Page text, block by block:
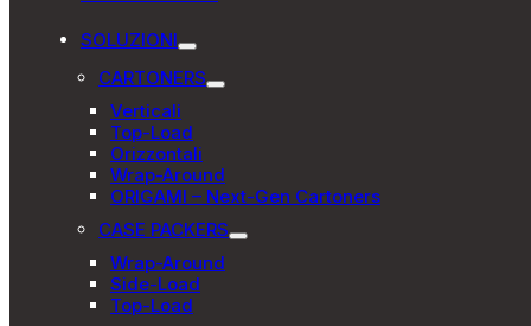
SOLUZIONI
CARTONERS
Verticali
Top-Load
Orizzontali
Wrap-Around
ORIGAMI – Next-Gen Cartoners
CASE PACKERS
Wrap-Around
Side-Load
Top-Load